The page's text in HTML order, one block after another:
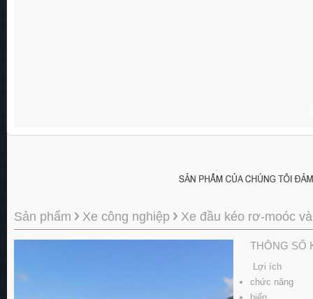
Sản phẩm Xe công nghiệp Xe đầu kéo rơ-moóc
THÔNG SỐ
Lợi ích
chức năng